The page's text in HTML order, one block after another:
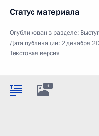
Статус материала
Опубликован в разделе:
Дата публикации:2 декабря
Текстовая версия
1